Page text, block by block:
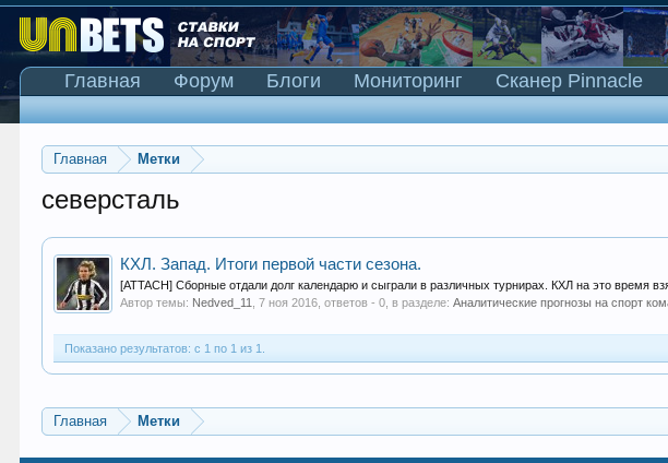
Главная Метки
северсталь
КХЛ. Запад. Итоги первой части сезона.
[ATTACH] Сборные отдали долг календарю и сыграли в различных турнирах. КХЛ на это время
Автор темы: Nedved_11 ,7 ноя 2016 , ответов - 0, в разделе:Аналитические прогнозы на спорт
Показано результатов: с 1 по 1 из 1.
Главная Метки
Главная Форум Блоги Мониторинг Сканер Pinnacle